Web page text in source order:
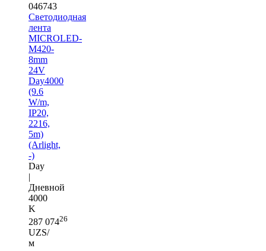
046743
Светодиодная
лента
MICROLED-
M420-
8mm
24V
Day4000
(9.6
W/m,
IP20,
2216,
5m)
(Arlight,
-)
Day
|
Дневной
4000
K
287 07426
UZS/
м